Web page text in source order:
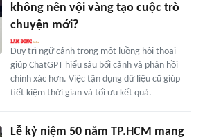
không nên vội vàng tạo cuộc trò
chuyện mới?
Duy trì ngữ cảnh trong một luồng hội thoại
giúp ChatGPT hiểu sâu bối cảnh và phản hồi
chính xác hơn. Việc tận dụng dữ liệu cũ giúp
tiết kiệm thời gian và tối ưu kết quả.
Lễ kỷ niệm 50 năm TP.HCM mang